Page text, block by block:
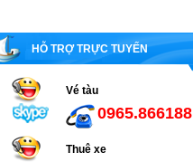
HỖ TRỢ TRỰC TUYẾN
Vé tàu
0965.866188
Thuê xe